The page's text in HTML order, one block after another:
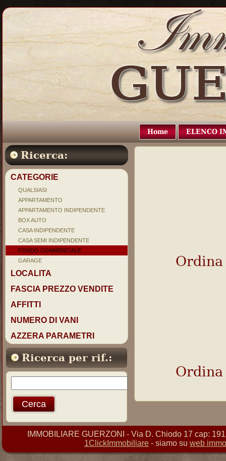
Home ELENCO
Ricerca:
CATEGORIE
QUALSIASI
APPARTAMENTO
APPARTAMENTO INDIPENDENTE
BOX AUTO
CASA INDIPENDENTE
CASA SEMI INDIPENDENTE
FONDO COMMERCIALE
GARAGE
LOCALITA
FASCIA PREZZO VENDITE
AFFITTI
NUMERO DI VANI
AZZERA PARAMETRI
Ricerca per rif.:
IMMOBILIARE GUERZONI - Via D. Chiodo 17 cap:
1ClickImmobiliare - siamo su web